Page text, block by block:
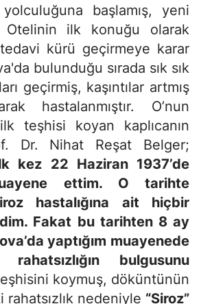
başlamış, yeni
Otelinin ilk konuğu olarak
kürü geçirmeye karar
bulunduğu sırada sık sık
geçirmiş, kaşıntılar artmış
hastalanmıştır. O’nun
ilk teşhisi koyan kaplıcanın
Dr. Nihat Reşat Belger;
ilk kez 22 Haziran 1937’de
ettim. O tarihte
hastalığına ait hiçbir
Fakat bu tarihten 8 ay
yaptığım muayenede
rahatsızlığın bulgusunu
koymuş, döküntünün
nedeniyle “Siroz”